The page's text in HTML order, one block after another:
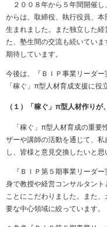
２００８年から５年間開催し
からは、取締役、執行役員、
生まれました。また独立した
た、塾生間の交流も続いてい
期待しています。
今後は、『ＢＩＰ事業リーダ
「稼ぐ」π型人材育成支援に役
（１）「稼ぐ」π型人材作りが
「稼ぐ」π型人材育成の重要
ザーや講師の活動を通じて、
し、皆様と意見交換したいと思
『ＢＩＰ第５期事業リーダー
身で教授や経営コンサルタン
ことにこだわりました。また
要な中心領域に絞っています。